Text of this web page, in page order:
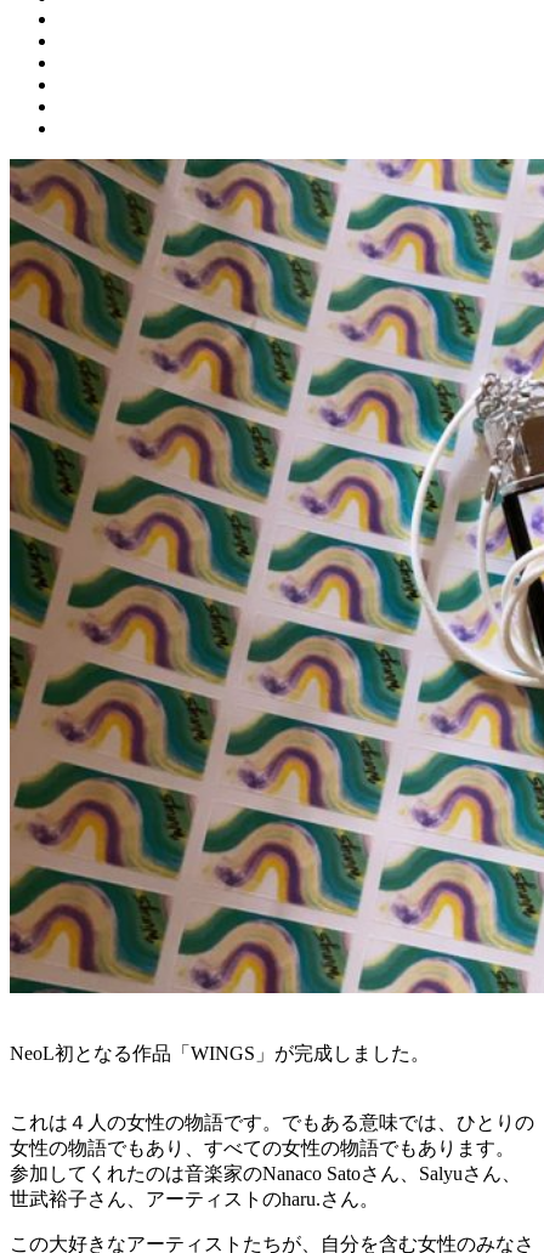
NeoL初となる作品「WINGS」が完成しました。
これは４人の女性の物語です。でもある意味では、ひとりの
女性の物語でもあり、すべての女性の物語でもあります。
参加してくれたのは音楽家のNanaco Satoさん、Salyuさん、
世武裕子さん、アーティストのharu.さん。
この大好きなアーティストたちが、自分を含む女性のみなさ